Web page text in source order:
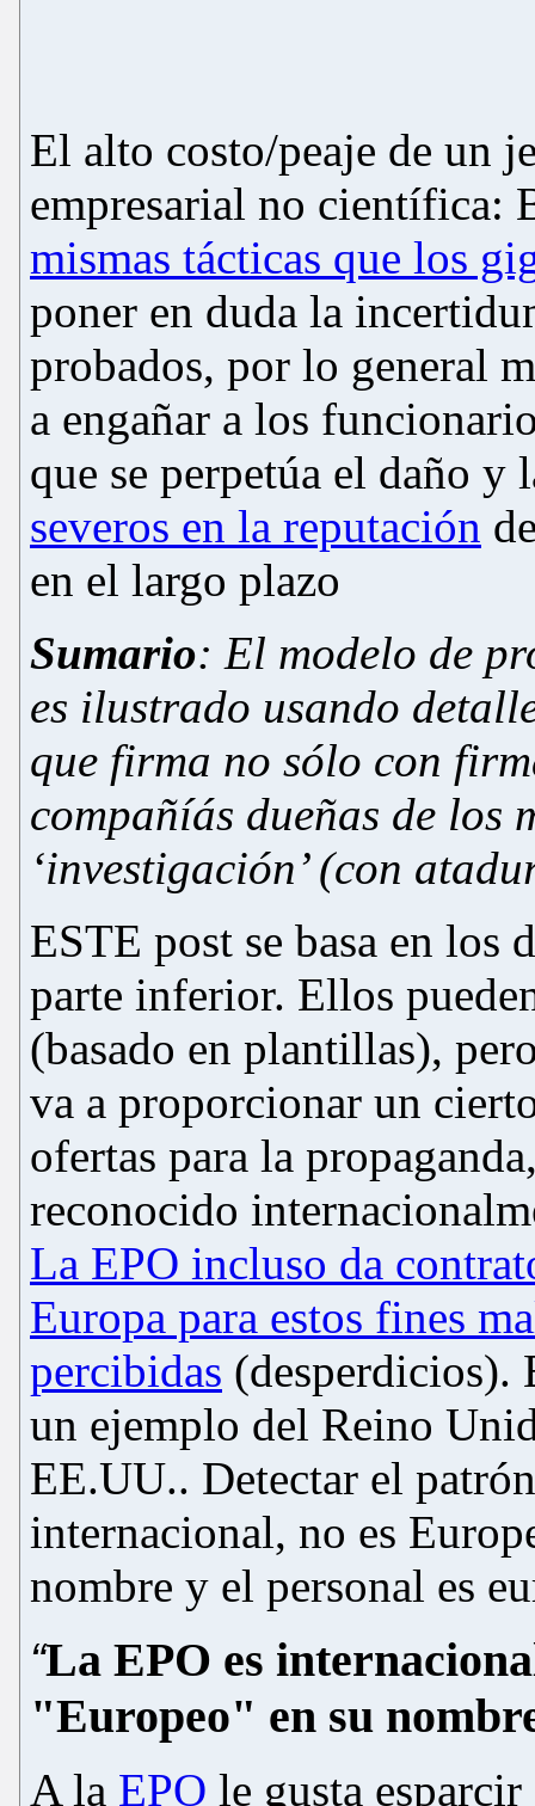
El alto costo/peaje de un
empresarial no
mismas tácticas que los
poner en duda la
probados, por lo general
a engañar a los
que se perpetúa el daño y
severos en la reputación
en el largo plazo
Sumario: El modelo de
es ilustrado usando
que firma no sólo con
compañíás dueñas de los
‘investigación’ (con
ESTE post se basa en los
parte inferior. Ellos
(basado en plantillas),
va a proporcionar un
ofertas para la
reconocido
La EPO incluso da
Europa para estos fines
percibidas (desperdicios).
un ejemplo del Reino
EE.UU.. Detectar el
internacional, no es
nombre y el personal es
“La EPO es
"Europeo" en su
A la EPO le gusta